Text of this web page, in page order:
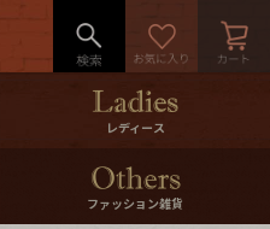
％Offクーポンプレゼン
ーポンプレゼント
レディース
ファッション雑貨